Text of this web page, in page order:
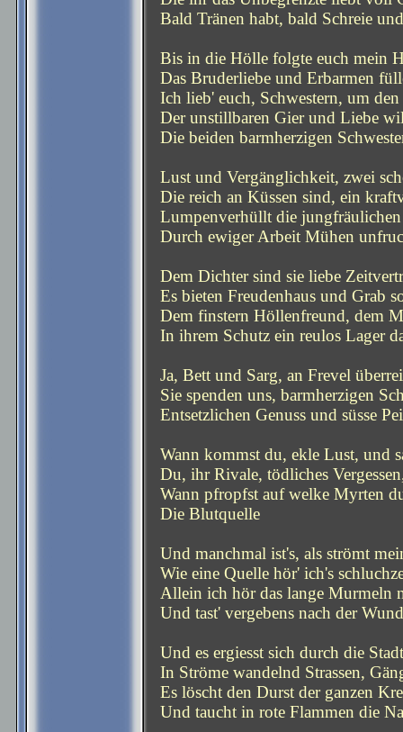
Bald Tränen habt, bald Schreie
Bis in die Hölle folgte euch mein
Das Bruderliebe und Erbarmen
Ich lieb' euch, Schwestern, um
Der unstillbaren Gier und Liebe
Die beiden barmherzigen
Lust und Vergänglichkeit, zwei
Die reich an Küssen sind, ein
Lumpenverhüllt die
Durch ewiger Arbeit Mühen
Dem Dichter sind sie liebe
Es bieten Freudenhaus und Grab
Dem finstern Höllenfreund, dem
In ihrem Schutz ein reulos Lager
Ja, Bett und Sarg, an Frevel
Sie spenden uns, barmherzigen
Entsetzlichen Genuss und süsse
Wann kommst du, ekle Lust, und
Du, ihr Rivale, tödliches
Wann pfropfst auf welke Myrten
Die Blutquelle
Und manchmal ist's, als strömt
Wie eine Quelle hör' ich's
Allein ich hör das lange Murmeln
Und tast' vergebens nach der
Und es ergiesst sich durch die
In Ströme wandelnd Strassen,
Es löscht den Durst der ganzen
Und taucht in rote Flammen die